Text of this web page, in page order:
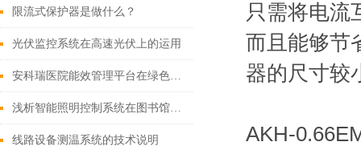
限流式保护器是做什么？
光伏监控系统在高速光伏上的运用
安科瑞医院能效管理平台在绿色医院中的应用
浅析智能照明控制系统在图书馆照明节能中的应用
线路设备测温系统的技术说明
只需将电流
而且能够节
器的尺寸较
AKH-